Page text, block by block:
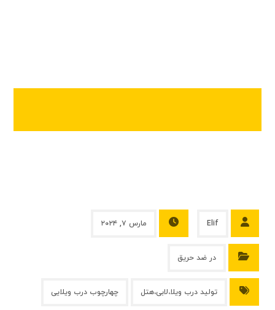
Elif مارس ۷, ۲۰۲۴
در ضد حریق
تولید درب ویلا،لابی،هتل چهارچوب درب ویلایی